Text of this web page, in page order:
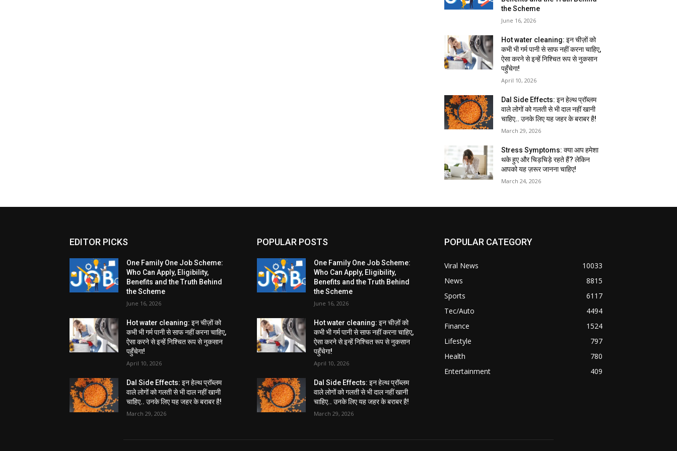
the Scheme
June 16, 2026
Hot water cleaning: इन चीज़ों को
कभी भी गर्म पानी से साफ नहीं करना चाहिए,
ऐसा करने से इन्हें निश्चित रूप से नुकसान
पहुँचेगा!
April 10, 2026
Dal Side Effects: इन हेल्थ प्रॉब्लम
वाले लोगों को गलती से भी दाल नहीं खानी
चाहिए.. उनके लिए यह जहर के बराबर है!
March 29, 2026
Stress Symptoms: क्या आप हमेशा
थके हुए और चिड़चिड़े रहते हैं? लेकिन
आपको यह ज़रूर जानना चाहिए!
March 24, 2026
EDITOR PICKS
One Family One Job Scheme:
Who Can Apply, Eligibility,
Benefits and the Truth Behind
the Scheme
June 16, 2026
Hot water cleaning: इन चीज़ों को
कभी भी गर्म पानी से साफ नहीं करना चाहिए,
ऐसा करने से इन्हें निश्चित रूप से नुकसान
पहुँचेगा!
April 10, 2026
Dal Side Effects: इन हेल्थ प्रॉब्लम
वाले लोगों को गलती से भी दाल नहीं खानी
चाहिए.. उनके लिए यह जहर के बराबर है!
March 29, 2026
POPULAR POSTS
One Family One Job Scheme:
Who Can Apply, Eligibility,
Benefits and the Truth Behind
the Scheme
June 16, 2026
Hot water cleaning: इन चीज़ों को
कभी भी गर्म पानी से साफ नहीं करना चाहिए,
ऐसा करने से इन्हें निश्चित रूप से नुकसान
पहुँचेगा!
April 10, 2026
Dal Side Effects: इन हेल्थ प्रॉब्लम
वाले लोगों को गलती से भी दाल नहीं खानी
चाहिए.. उनके लिए यह जहर के बराबर है!
March 29, 2026
POPULAR CATEGORY
Viral News
10033
News
8815
Sports
6117
Tec/Auto
4494
Finance
1524
Lifestyle
797
Health
780
Entertainment
409